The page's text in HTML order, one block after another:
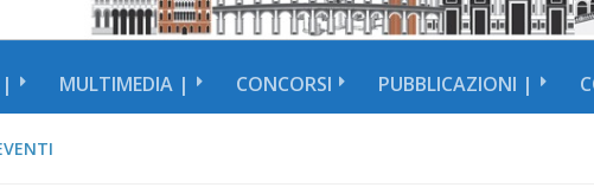
MULTIMEDIA | CONCORSI PUBBLICAZIONI |